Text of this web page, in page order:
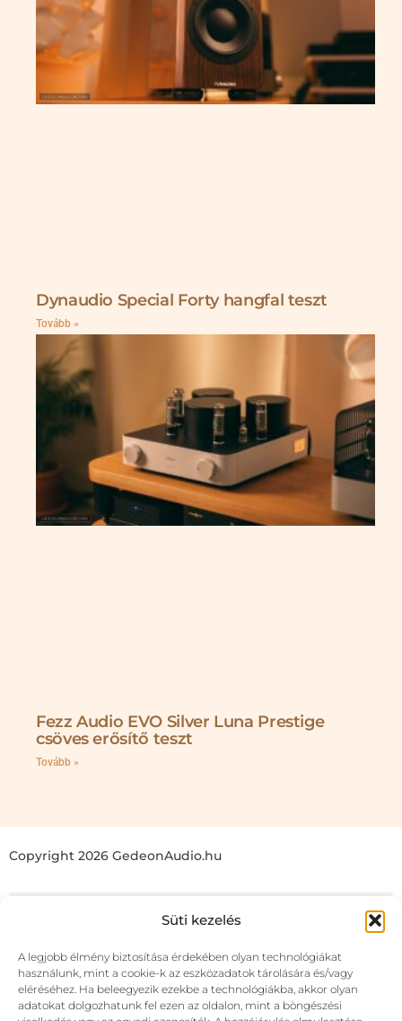
Süti kezelés
A legjobb élmény biztosítása érdekében olyan technológiákat
használunk, mint a cookie-k az eszközadatok tárolására és/vagy
eléréséhez. Ha beleegyezik ezekbe a technológiákba, akkor olyan
adatokat dolgozhatunk fel ezen az oldalon, mint a böngészési
Dynaudio Special Forty hangfal teszt
Tovább »
Fezz Audio EVO Silver Luna Prestige
csöves erősítő teszt
Tovább »
Copyright 2026 GedeonAudio.hu